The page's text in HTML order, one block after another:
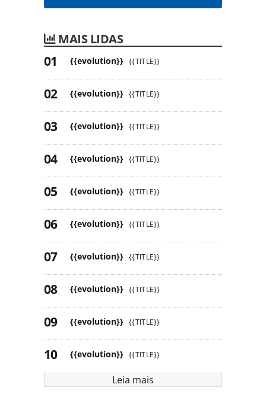
MAIS LIDAS
{{evolution}} {{TITLE}}
{{evolution}} {{TITLE}}
{{evolution}} {{TITLE}}
{{evolution}} {{TITLE}}
{{evolution}} {{TITLE}}
{{evolution}} {{TITLE}}
{{evolution}} {{TITLE}}
{{evolution}} {{TITLE}}
{{evolution}} {{TITLE}}
{{evolution}} {{TITLE}}
Leia mais